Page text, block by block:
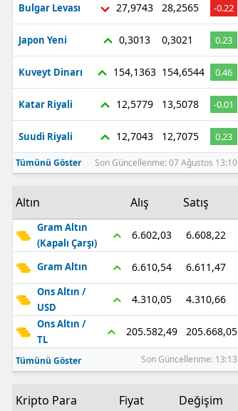
Çankırı
Çorum
Denizli
Diyarbakır
Elazığ
Erzurum
Gaziantep
Giresun
Gümüşhane
Hakkari
Hatay
Bulgar Levası 27,9743 28,2565 -0.22
Japon Yeni 0,3013 0,3021 0.23
Kuveyt Dinarı 154,1363 154,6544 0.46
Katar Riyali 12,5779 13,5078 -0.01
Suudi Riyali 12,7043 12,7075 0.23
Tümünü Göster Son Güncellenme: 07 Ağustos 13:10
Altın Alış Satış
Gram Altın
(Kapalı Çarşı)
6.602,03 6.608,22
Gram Altın 6.610,54 6.611,47
Ons Altın /
USD
4.310,05 4.310,66
Ons Altın /
TL
205.582,49 205.668,05
Tümünü Göster Son Güncellenme: 13:13
Kripto Para Fiyat Değişim